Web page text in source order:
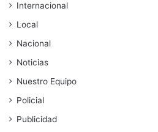
Internacional
Local
Nacional
Noticias
Nuestro Equipo
Policial
Publicidad